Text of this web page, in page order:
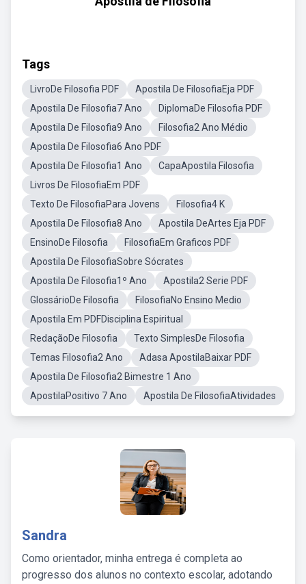
Tags
LivroDe Filosofia PDF
Apostila De FilosofiaEja PDF
Apostila De Filosofia7 Ano
DiplomaDe Filosofia PDF
Apostila De Filosofia9 Ano
Filosofia2 Ano Médio
Apostila De Filosofia6 Ano PDF
Apostila De Filosofia1 Ano
CapaApostila Filosofia
Livros De FilosofiaEm PDF
Texto De FilosofiaPara Jovens
Filosofia4 K
Apostila De Filosofia8 Ano
Apostila DeArtes Eja PDF
EnsinoDe Filosofia
FilosofiaEm Graficos PDF
Apostila De FilosofiaSobre Sócrates
Apostila De Filosofia1º Ano
Apostila2 Serie PDF
GlossárioDe Filosofia
FilosofiaNo Ensino Medio
Apostila Em PDFDisciplina Espiritual
RedaçãoDe Filosofia
Texto SimplesDe Filosofia
Temas Filosofia2 Ano
Adasa ApostilaBaixar PDF
Apostila De Filosofia2 Bimestre 1 Ano
ApostilaPositivo 7 Ano
Apostila De FilosofiaAtividades
Sandra
Como orientador, minha entrega é completa ao
progresso dos alunos no contexto escolar, adotando